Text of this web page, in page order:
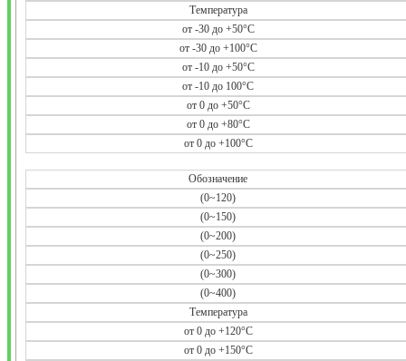
Температура
от -30 до +50°C
от -30 до +100°C
от -10 до +50°C
от -10 до 100°C
от 0 до +50°C
от 0 до +80°C
от 0 до +100°C
Обозначение
(0~120)
(0~150)
(0~200)
(0~250)
(0~300)
(0~400)
Температура
от 0 до +120°C
от 0 до +150°C